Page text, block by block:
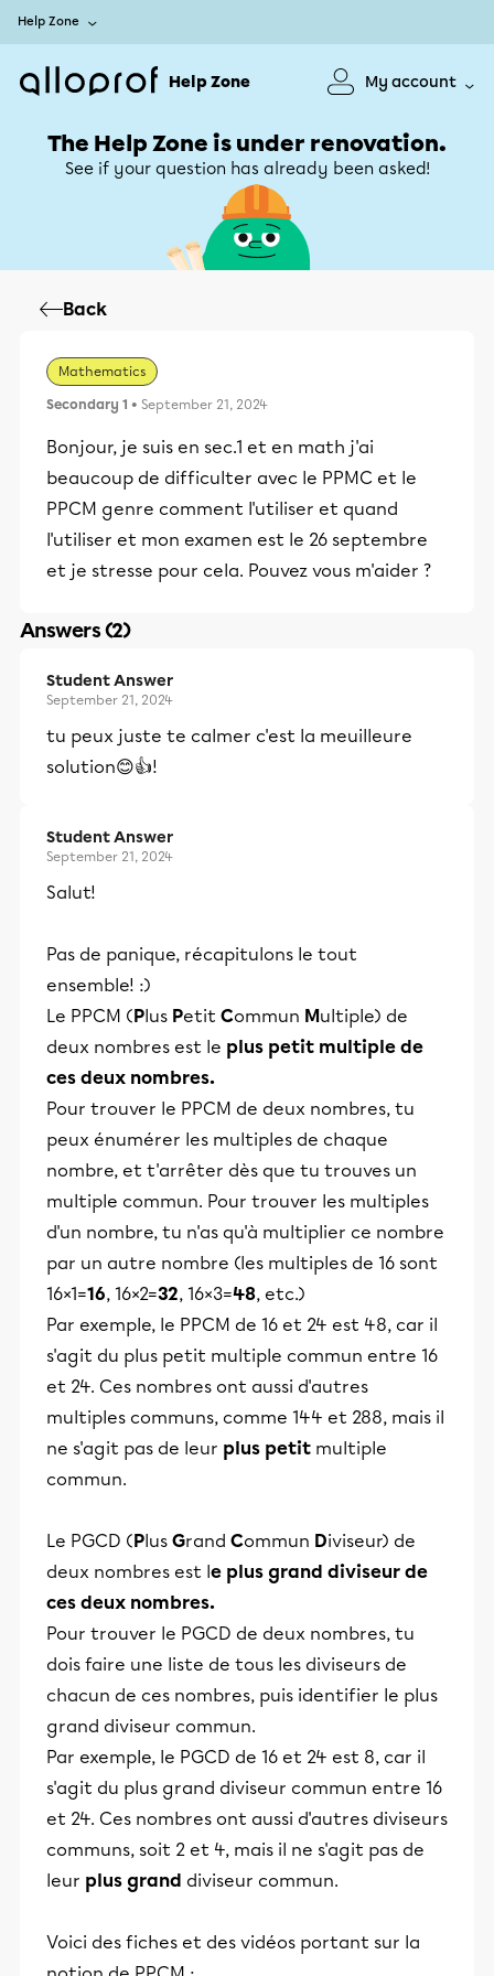
Help Zone
Help Zone My account
The Help Zone is under renovation.
See if your question has already been asked!
Back
Mathematics
Secondary 1 • September 21, 2024
Bonjour, je suis en sec.1 et en math j'ai
beaucoup de difficulter avec le PPMC et le
PPCM genre comment l'utiliser et quand
l'utiliser et mon examen est le 26 septembre
et je stresse pour cela. Pouvez vous m'aider ?
Answers (2)
Student Answer
September 21, 2024
tu peux juste te calmer c'est la meuilleure
solution😊👍!
Student Answer
September 21, 2024
Salut!
Pas de panique, récapitulons le tout
ensemble! :)
Le PPCM (Plus Petit Commun Multiple) de
deux nombres est le plus petit multiple de
ces deux nombres.
Pour trouver le PPCM de deux nombres, tu
peux énumérer les multiples de chaque
nombre, et t'arrêter dès que tu trouves un
multiple commun. Pour trouver les multiples
d'un nombre, tu n'as qu'à multiplier ce nombre
par un autre nombre (les multiples de 16 sont
16×1=16, 16×2=32, 16×3=48, etc.)
Par exemple, le PPCM de 16 et 24 est 48, car il
s'agit du plus petit multiple commun entre 16
et 24. Ces nombres ont aussi d'autres
multiples communs, comme 144 et 288, mais il
ne s'agit pas de leur plus petit multiple
commun.
Le PGCD (Plus Grand Commun Diviseur) de
deux nombres est le plus grand diviseur de
ces deux nombres.
Pour trouver le PGCD de deux nombres, tu
dois faire une liste de tous les diviseurs de
chacun de ces nombres, puis identifier le plus
grand diviseur commun.
Par exemple, le PGCD de 16 et 24 est 8, car il
s'agit du plus grand diviseur commun entre 16
et 24. Ces nombres ont aussi d'autres diviseurs
communs, soit 2 et 4, mais il ne s'agit pas de
leur plus grand diviseur commun.
Voici des fiches et des vidéos portant sur la